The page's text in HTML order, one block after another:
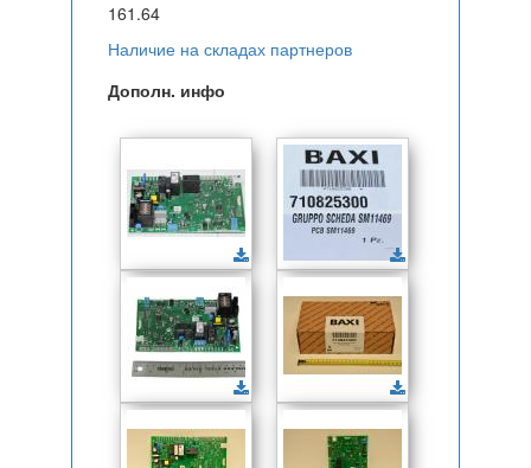
161.64
Наличие на складах партнеров
Дополн. инфо